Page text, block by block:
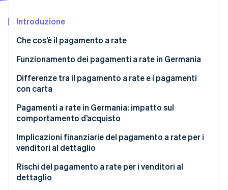
Radar
Costituzione di start-up
Rimozione del carbonio
Verifica online dell'identità
Stripe Sessions 2026
Scopri come Stripe sta costruendo l'infrastruttura
Guarda ora
Partner
Stripe App Marketplace
Introduzione
Che cos’è il pagamento a rate
Funzionamento dei pagamenti a rate in Germania
Pagamento unico (pagamento su fattura)
tempo)
Differenze tra il pagamento a rate e i pagamenti
con carta
Tempistiche di pagamento e flessibilità
Rischi e regolamento dei pagamenti per i venditori
al dettaglio
Struttura dei costi
Pagamenti a rate in Germania: impatto sul
comportamento d’acquisto
Prodotti e spesa
Motivazioni per l’utilizzo del pagamento a rate
Impatto sui venditori al dettaglio
Implicazioni finanziarie del pagamento a rate per i
venditori al dettaglio
Rischi del pagamento a rate per i venditori al
dettaglio